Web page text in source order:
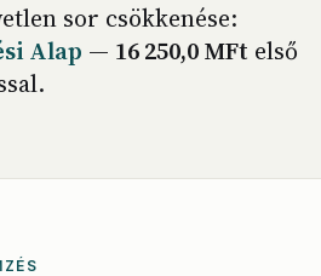
sor csökkenése:
Alap — 16 250,0 MFt első